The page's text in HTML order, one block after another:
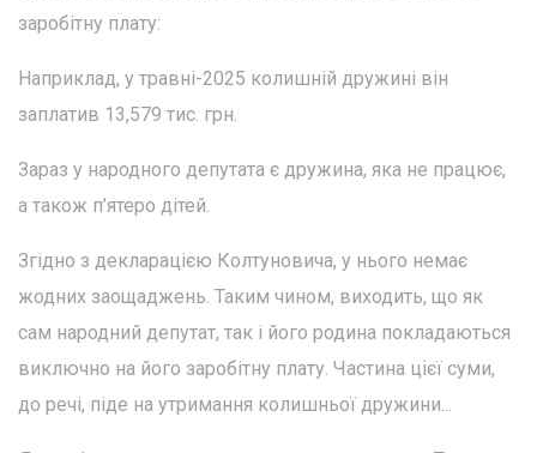
заробітну плату:
Наприклад, у травні-2025 колишній дружині він
заплатив 13,579 тис. грн.
Зараз у народного депутата є дружина, яка не працює,
а також п’ятеро дітей.
Згідно з декларацією Колтуновича, у нього немає
жодних заощаджень. Таким чином, виходить, що як
сам народний депутат, так і його родина покладаються
виключно на його заробітну плату. Частина цієї суми,
до речі, піде на утримання колишньої дружини...